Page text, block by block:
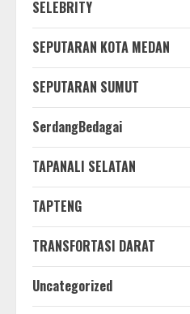
SELEBRITY
SEPUTARAN KOTA MEDAN
SEPUTARAN SUMUT
SerdangBedagai
TAPANALI SELATAN
TAPTENG
TRANSFORTASI DARAT
Uncategorized